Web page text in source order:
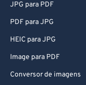
JPG para PDF
PDF para JPG
HEIC para JPG
Image para PDF
Conversor de imagens